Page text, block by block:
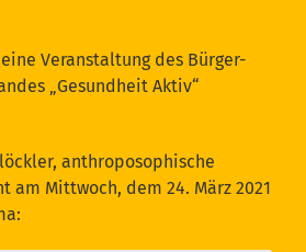
Veranstaltung des Bürger-
„Gesundheit Aktiv“
anthroposophische
am Mittwoch, dem 24. März 2021